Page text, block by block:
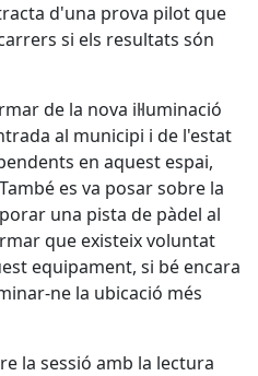
d'una prova pilot que
si els resultats són
de la nova il·luminació
al municipi i de l'estat
en aquest espai,
es va posar sobre la
una pista de pàdel al
que existeix voluntat
equipament, si bé encara
ne la ubicació més
la sessió amb la lectura